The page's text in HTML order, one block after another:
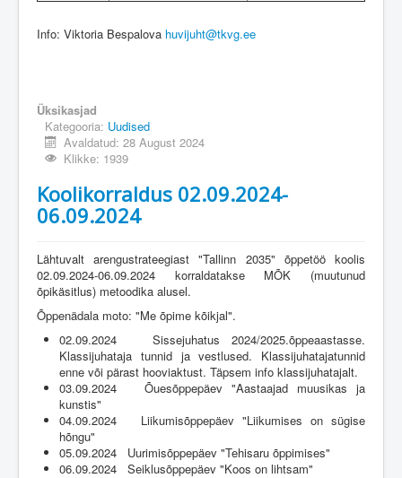
Info: Viktoria Bespalova huvijuht@tkvg.ee
Üksikasjad
Kategooria: Uudised
Avaldatud: 28 August 2024
Klikke: 1939
Koolikorraldus 02.09.2024-
06.09.2024
Lähtuvalt arengustrateegiast "Tallinn 2035" õppetöö koolis
02.09.2024-06.09.2024 korraldatakse MÕK (muutunud
õpikäsitlus) metoodika alusel.
Õppenädala moto: "Me õpime kõikjal".
02.09.2024 Sissejuhatus 2024/2025.õppeaastasse.
Klassijuhataja tunnid ja vestlused. Klassijuhatajatunnid
enne või pärast hooviaktust. Täpsem info klassijuhatajalt.
03.09.2024 Õuesõppepäev "Aastaajad muusikas ja
kunstis"
04.09.2024 Liikumisõppepäev "Liikumises on sügise
hõngu"
05.09.2024 Uurimisõppepäev "Tehisaru õppimises"
06.09.2024 Seiklusõppepäev "Koos on lihtsam"